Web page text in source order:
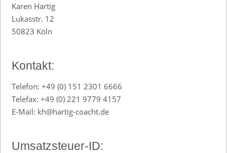
Karen Hartig
Lukasstr. 12
50823 Köln
Kontakt:
Telefon: +49 (0) 151 2301 6666
Telefax: +49 (0) 221 9779 4157
E-Mail: kh@hartig-coacht.de
Umsatzsteuer-ID: